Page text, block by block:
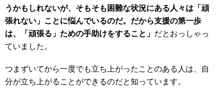
うかもしれないが、そもそも困難な状況にある人々は「頑
張れない」ことに悩んでいるのだ。だから支援の第一歩
は、「頑張る」ための手助けをすること」 だとおっしゃっ
ていました。
つまずいてから一度でも立ち上がったことのある人は、自
分が立ち上がることができるのだと知っています。